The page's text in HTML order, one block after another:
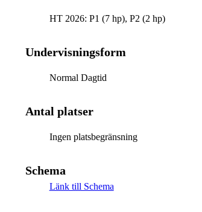
HT 2026: P1 (7 hp), P2 (2 hp)
Undervisningsform
Normal Dagtid
Antal platser
Ingen platsbegränsning
Schema
Länk till Schema